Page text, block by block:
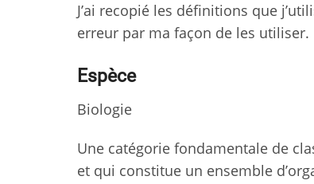
J’ai recopié les définitions que
erreur par ma façon de les utiliser.
Espèce
Biologie
Une catégorie fondamentale de
et qui constitue un ensemble